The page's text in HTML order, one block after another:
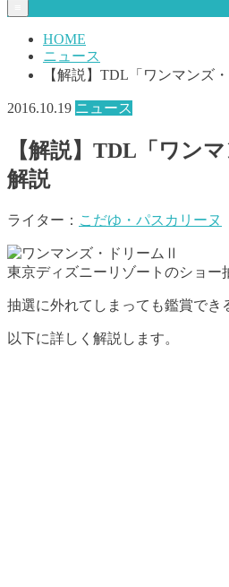
HOME
ニュース
【解説】TDL「ワンマンズ
2016.10.19 ニュース
【解説】TDL「ワン
解説
ライター： こだゆ・パスカリーヌ
東京ディズニーリゾートのショー
抽選に外れてしまっても鑑賞でき
以下に詳しく解説します。